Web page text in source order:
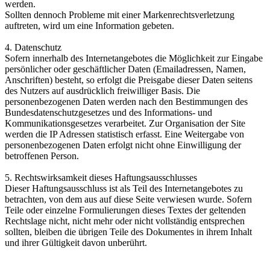
werden.
Sollten dennoch Probleme mit einer Markenrechtsverletzung
auftreten, wird um eine Information gebeten.
4. Datenschutz
Sofern innerhalb des Internetangebotes die Möglichkeit zur Eingabe
persönlicher oder geschäftlicher Daten (Emailadressen, Namen,
Anschriften) besteht, so erfolgt die Preisgabe dieser Daten seitens
des Nutzers auf ausdrücklich freiwilliger Basis. Die
personenbezogenen Daten werden nach den Bestimmungen des
Bundesdatenschutzgesetzes und des Informations- und
Kommunikationsgesetzes verarbeitet. Zur Organisation der Site
werden die IP Adressen statistisch erfasst. Eine Weitergabe von
personenbezogenen Daten erfolgt nicht ohne Einwilligung der
betroffenen Person.
5. Rechtswirksamkeit dieses Haftungsausschlusses
Dieser Haftungsausschluss ist als Teil des Internetangebotes zu
betrachten, von dem aus auf diese Seite verwiesen wurde. Sofern
Teile oder einzelne Formulierungen dieses Textes der geltenden
Rechtslage nicht, nicht mehr oder nicht vollständig entsprechen
sollten, bleiben die übrigen Teile des Dokumentes in ihrem Inhalt
und ihrer Gültigkeit davon unberührt.